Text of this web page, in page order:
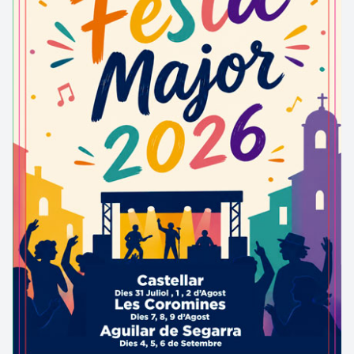
les petites cales que formen el nucli de Fornells:
situada al nord, l’estreta cala de n’Estasia, i en
direcció sud, la cala de Ses Orats, seguida de la cala
d’en Malaret. Aquestes tres cales tenen la
característica compartida de que la sorra no és
gaire fina, però s’hi pot prendre el sol
tranquil·lament, i l’aigua és molt clara, de manera
que és ideal per capbussar-se i gaudir del fons marí.
Una mica més allunyada trobem la cala del Port
d’Esclanyà, més ampla i formada per pedres, tant a
la zona de platja com dins l’aigua.
Característiques:
Accés a peu (camí de ronda), en cotxe, i a l’estiu en
transport públic.
– Cala n’Estasia: 25 m llargada i 25 m amplada;
accés a peu; pedres